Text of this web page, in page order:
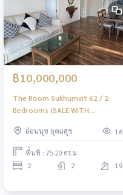
฿10,000,000
The Room Sukhumvit 62 / 2
Bedrooms (SALE WITH
ห้องนอน (ขายพร้อมผู้เช่า) PYN285
อ่อนนุช อุดมสุข 16
พื้นที่ : 75.20 ตร.ม.
2 2 19